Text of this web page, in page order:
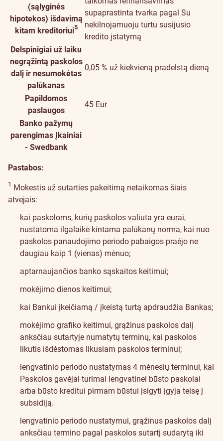
(sąlyginės
hipotekos) išdavimą
kitam kreditoriui5
supaprastinta tvarka pagal Su
nekilnojamuoju turtu susijusio
kredito įstatymą
Delspinigiai už laiku
negrąžintą paskolos
dalį ir nesumokėtas
palūkanas
0,05 % už kiekvieną pradelstą dieną
Papildomos
paslaugos
45 Eur
Banko pažymų
parengimas Įkainiai
- Swedbank
Pastabos:
1 Mokestis už sutarties pakeitimą netaikomas šiais
atvejais:
kai paskoloms, kurių paskolos valiuta yra eurai,
nustatoma ilgalaikė kintama palūkanų norma, kai nuo
paskolos panaudojimo periodo pabaigos praėjo ne
daugiau kaip 1 (vienas) mėnuo;
aptarnaujančios banko sąskaitos keitimui;
mokėjimo dienos keitimui;
kai Bankui įkeičiamą / įkeistą turtą apdraudžia Bankas;
mokėjimo grafiko keitimui, grąžinus paskolos dalį
anksčiau sutartyje numatytų terminų, kai paskolos
likutis išdėstomas likusiam paskolos terminui;
lengvatinio periodo nustatymas 4 mėnesių terminui, kai
Paskolos gavėjai turimai lengvatinei būsto paskolai
arba būsto kreditui pirmam būstui įsigyti įgyja teisę į
subsidiją.
lengvatinio periodo nustatymui, grąžinus paskolos dalį
anksčiau termino pagal paskolos sutartį sudarytą iki